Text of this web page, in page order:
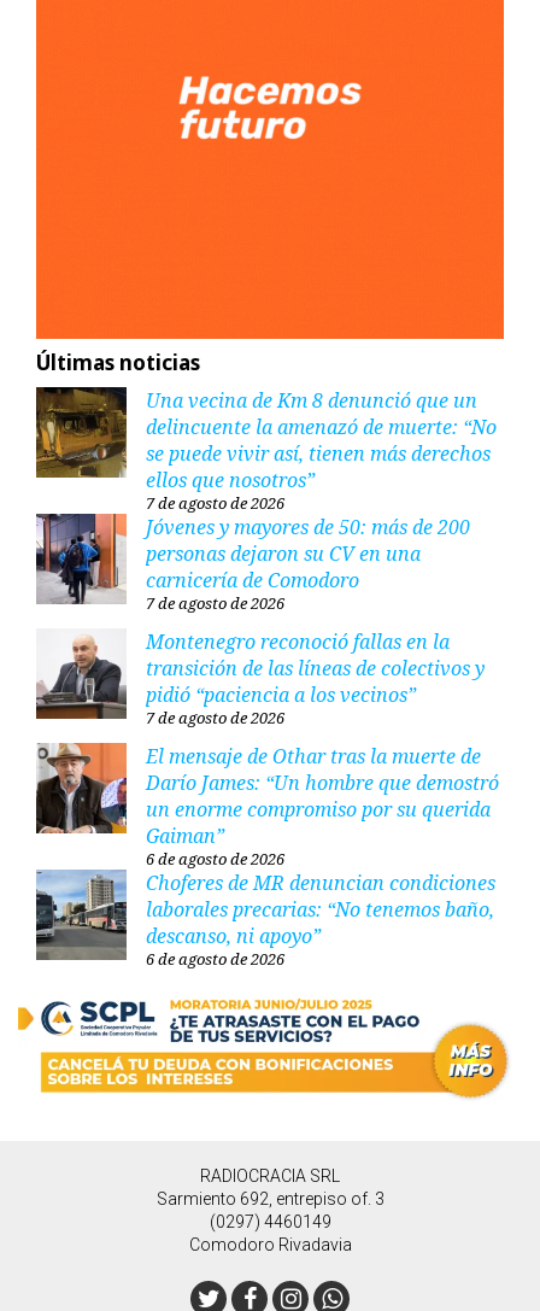
Últimas noticias
Una vecina de Km 8 denunció que un
delincuente la amenazó de muerte: “No
se puede vivir así, tienen más derechos
ellos que nosotros”
7 de agosto de 2026
Jóvenes y mayores de 50: más de 200
personas dejaron su CV en una
carnicería de Comodoro
7 de agosto de 2026
Montenegro reconoció fallas en la
transición de las líneas de colectivos y
pidió “paciencia a los vecinos”
7 de agosto de 2026
El mensaje de Othar tras la muerte de
Darío James: “Un hombre que demostró
un enorme compromiso por su querida
Gaiman”
6 de agosto de 2026
Choferes de MR denuncian condiciones
laborales precarias: “No tenemos baño,
descanso, ni apoyo”
6 de agosto de 2026
RADIOCRACIA SRL
Sarmiento 692, entrepiso of. 3
(0297) 4460149
Comodoro Rivadavia